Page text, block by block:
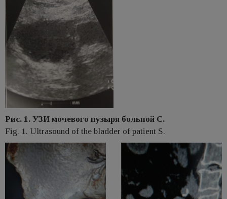
Рис. 1. УЗИ мочевого пузыря больной С.
Fig. 1. Ultrasound of the bladder of patient S.